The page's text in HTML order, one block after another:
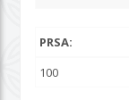
PRSA:
100